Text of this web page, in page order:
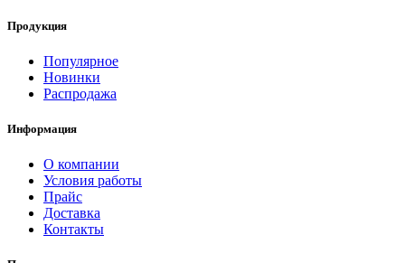
Продукция
Популярное
Новинки
Распродажа
Информация
О компании
Условия работы
Прайс
Доставка
Контакты